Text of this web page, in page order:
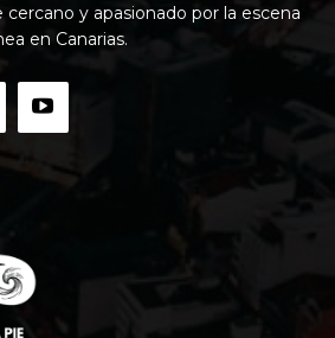
y apasionado por la escena
en Canarias.